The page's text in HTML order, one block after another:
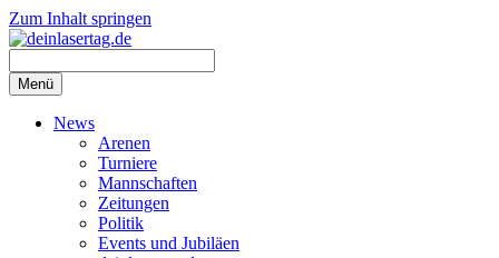
Zum Inhalt springen
Menü
News
Arenen
Turniere
Mannschaften
Zeitungen
Politik
Events und Jubiläen